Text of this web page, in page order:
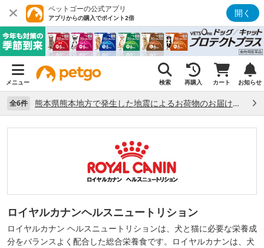
ペットゴーの公式アプリ
アプリからの購入でポイント2倍 開く
メニュー 検索 再購入 カート お知らせ
全6件 熊本県熊本地方で発生した地震によるお荷物のお届け状況について （7/28）
ロイヤルカナンヘルスニュートリション
ロイヤルカナン ヘルスニュートリションは、犬と猫に必要な栄養成
分をバランスよく配合した総合栄養食です。ロイヤルカナンは、犬